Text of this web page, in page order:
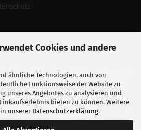
Cookies und andere
ähnliche Technologien, auch von
Funktionsweise der Website zu
unseres Angebotes zu analysieren und
bieten zu können. Weitere
unserer Datenschutzerklärung.